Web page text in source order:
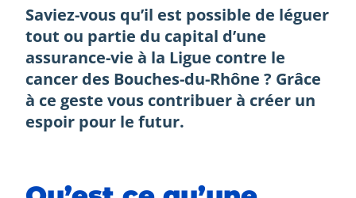
Saviez-vous qu’il est possible de léguer
tout ou partie du capital d’une
assurance-vie à la Ligue contre le
cancer des Bouches-du-Rhône ? Grâce
à ce geste vous contribuer à créer un
espoir pour le futur.